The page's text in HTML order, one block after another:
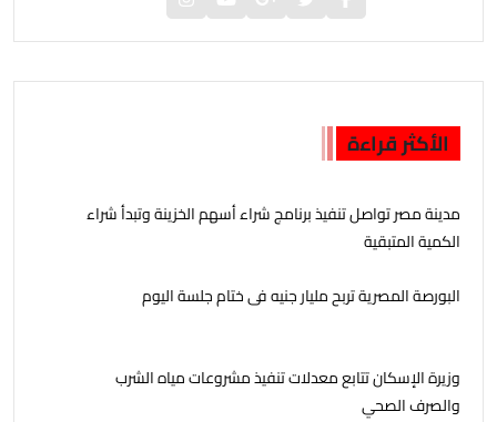
الأكثر قراءة
مدينة مصر تواصل تنفيذ برنامج شراء أسهم الخزينة وتبدأ شراء
الكمية المتبقية
البورصة المصرية تربح مليار جنيه فى ختام جلسة اليوم
وزيرة الإسكان تتابع معدلات تنفيذ مشروعات مياه الشرب
والصرف الصحي